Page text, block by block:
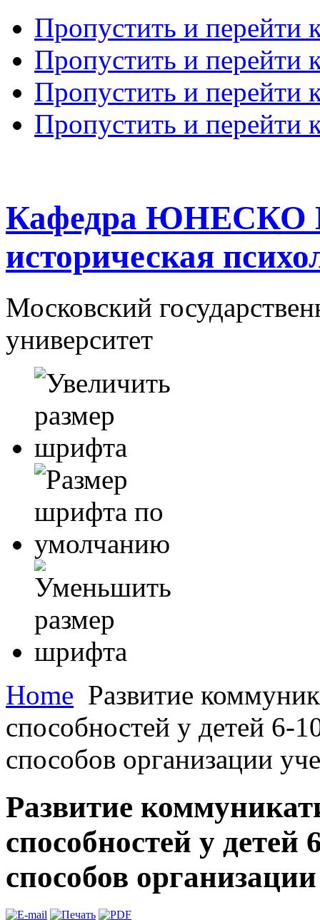
Пропустить и перейти
Пропустить и перейти
Пропустить и перейти
Пропустить и перейти
Кафедра ЮНЕСКО
историческая
Московский
университет
Home Развитие
способностей у детей 6-
способов организации
Развитие
способностей у детей
способов